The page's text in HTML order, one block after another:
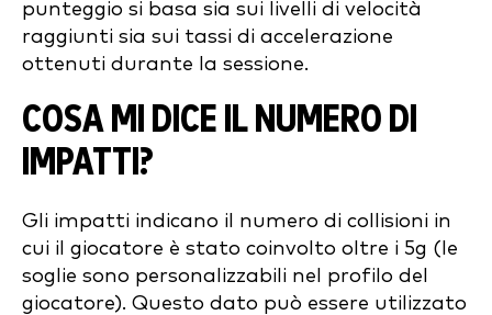
punteggio si basa sia sui livelli di velocità
raggiunti sia sui tassi di accelerazione
ottenuti durante la sessione.
COSA MI DICE IL NUMERO DI
IMPATTI?
Gli impatti indicano il numero di collisioni in
cui il giocatore è stato coinvolto oltre i 5g (le
soglie sono personalizzabili nel profilo del
giocatore). Questo dato può essere utilizzato